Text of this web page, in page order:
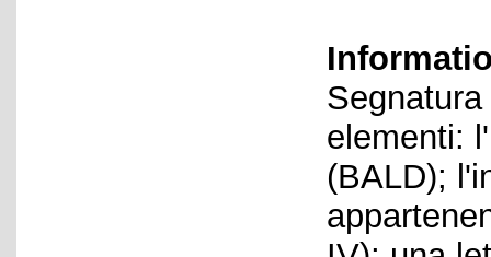
elementi:
(BALD);